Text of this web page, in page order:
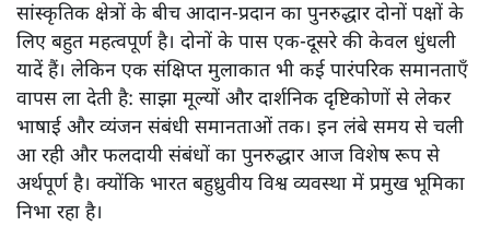
सांस्कृतिक क्षेत्रों के बीच आदान-प्रदान का पुनरुद्धार दोनों पक्षों के
लिए बहुत महत्वपूर्ण है। दोनों के पास एक-दूसरे की केवल धुंधली
यादें हैं। लेकिन एक संक्षिप्त मुलाकात भी कई पारंपरिक समानताएँ
वापस ला देती है: साझा मूल्यों और दार्शनिक दृष्टिकोणों से लेकर
भाषाई और व्यंजन संबंधी समानताओं तक। इन लंबे समय से चली
आ रही और फलदायी संबंधों का पुनरुद्धार आज विशेष रूप से
अर्थपूर्ण है। क्योंकि भारत बहुध्रुवीय विश्व व्यवस्था में प्रमुख भूमिका
निभा रहा है।